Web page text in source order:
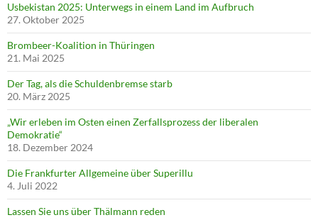
Usbekistan 2025: Unterwegs in einem Land im Aufbruch
27. Oktober 2025
Brombeer-Koalition in Thüringen
21. Mai 2025
Der Tag, als die Schuldenbremse starb
20. März 2025
„Wir erleben im Osten einen Zerfallsprozess der liberalen
Demokratie“
18. Dezember 2024
Die Frankfurter Allgemeine über Superillu
4. Juli 2022
Lassen Sie uns über Thälmann reden